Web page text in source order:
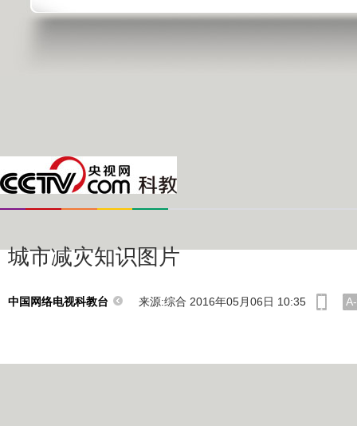
城市减灾知识图片
中国网络电视科教台 来源:综合 2016年05月06日 10:35 A-